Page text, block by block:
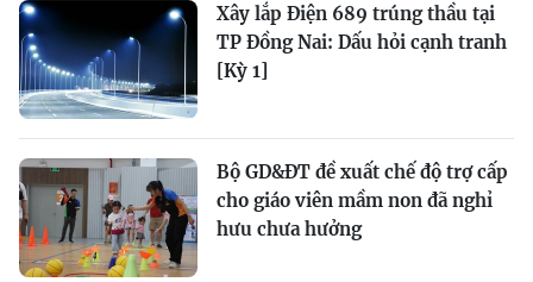
Xây lắp Điện 689 trúng thầu tại
TP Đồng Nai: Dấu hỏi cạnh tranh
[Kỳ 1]
Bộ GD&ĐT đề xuất chế độ trợ cấp
cho giáo viên mầm non đã nghỉ
hưu chưa hưởng